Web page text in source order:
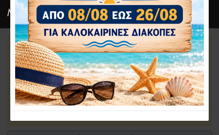
Το ηλεκτρονικό μας
κατάστημα θα παραμείνει
κλειστό απο 08/08 εώς
26/08.